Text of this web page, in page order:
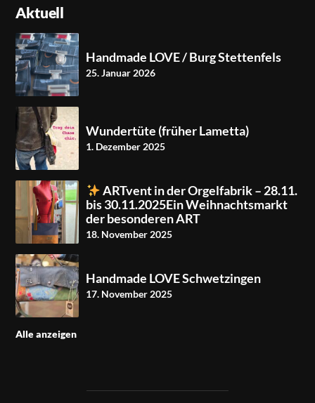
Aktuell
Handmade LOVE / Burg Stettenfels
25. Januar 2026
Wundertüte (früher Lametta)
1. Dezember 2025
ARTvent in der Orgelfabrik – 28.11.
bis 30.11.2025Ein Weihnachtsmarkt
der besonderen ART
18. November 2025
Handmade LOVE Schwetzingen
17. November 2025
Alle anzeigen